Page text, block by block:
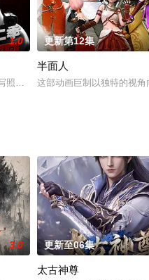
1.0
照，也是我们最正义时刻的内心
更新第12集
半面人
这部动画巨制以独特的视角
3.0 更新至06集
太古神尊